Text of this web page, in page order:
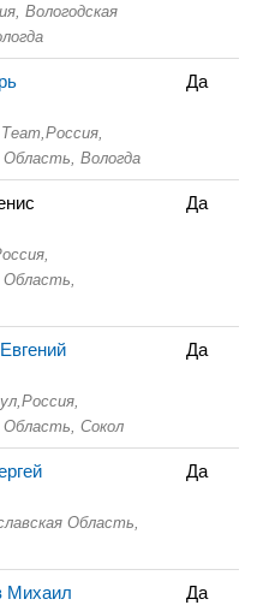
Вологодская
Россия,
Область, Вологда
Да
Область,
Да
Россия,
Область, Сокол
Да
Область,
Да
Михаил Да